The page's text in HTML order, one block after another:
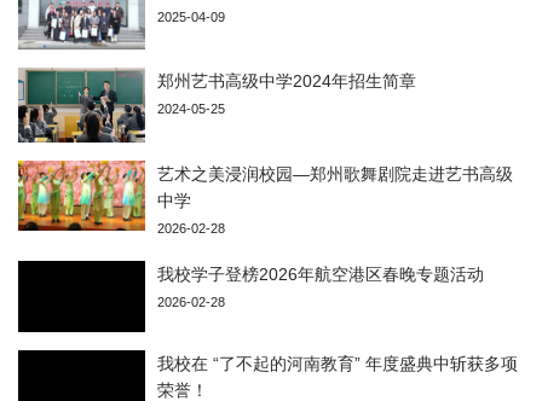
2025-04-09
郑州艺书高级中学2024年招生简章
2024-05-25
艺术之美浸润校园—郑州歌舞剧院走进艺书高级
中学
2026-02-28
我校学子登榜2026年航空港区春晚专题活动
2026-02-28
我校在 “了不起的河南教育” 年度盛典中斩获多项
荣誉！